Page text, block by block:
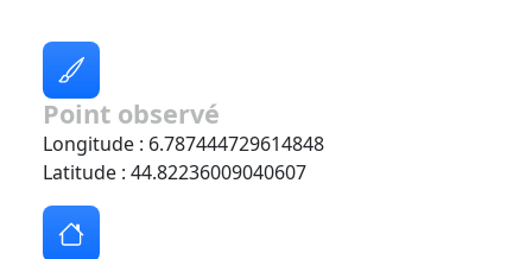
Point observé
Longitude : 6.787444729614848
Latitude : 44.82236009040607